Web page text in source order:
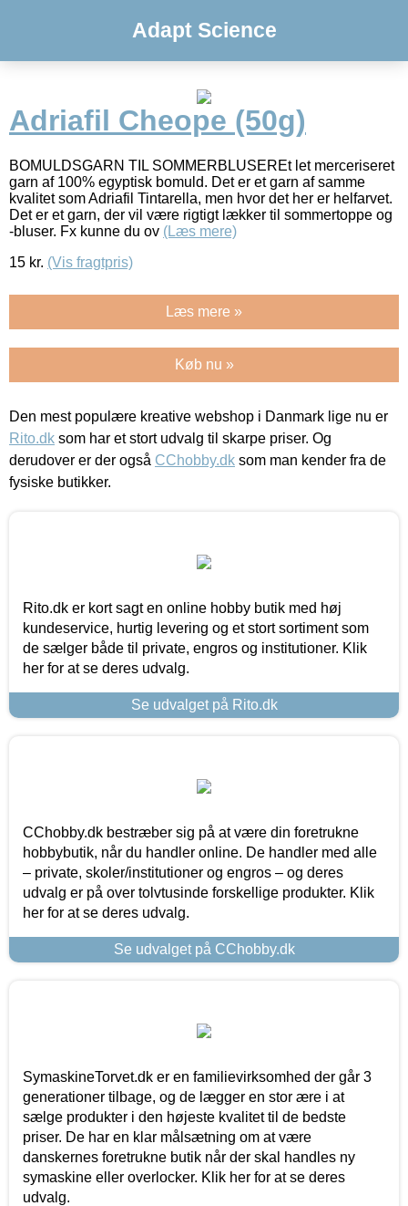
Adapt Science
Adriafil Cheope (50g)
BOMULDSGARN TIL SOMMERBLUSEREt let merceriseret
garn af 100% egyptisk bomuld. Det er et garn af samme
kvalitet som Adriafil Tintarella, men hvor det her er helfarvet.
Det er et garn, der vil være rigtigt lækker til sommertoppe og
-bluser. Fx kunne du ov (Læs mere)
15 kr. (Vis fragtpris)
Læs mere »
Køb nu »
Den mest populære kreative webshop i Danmark lige nu er
Rito.dk som har et stort udvalg til skarpe priser. Og
derudover er der også CChobby.dk som man kender fra de
fysiske butikker.
Rito.dk er kort sagt en online hobby butik med høj
kundeservice, hurtig levering og et stort sortiment som
de sælger både til private, engros og institutioner. Klik
her for at se deres udvalg.
Se udvalget på Rito.dk
CChobby.dk bestræber sig på at være din foretrukne
hobbybutik, når du handler online. De handler med alle
– private, skoler/institutioner og engros – og deres
udvalg er på over tolvtusinde forskellige produkter. Klik
her for at se deres udvalg.
Se udvalget på CChobby.dk
SymaskineTorvet.dk er en familievirksomhed der går 3
generationer tilbage, og de lægger en stor ære i at
sælge produkter i den højeste kvalitet til de bedste
priser. De har en klar målsætning om at være
danskernes foretrukne butik når der skal handles ny
symaskine eller overlocker. Klik her for at se deres
udvalg.